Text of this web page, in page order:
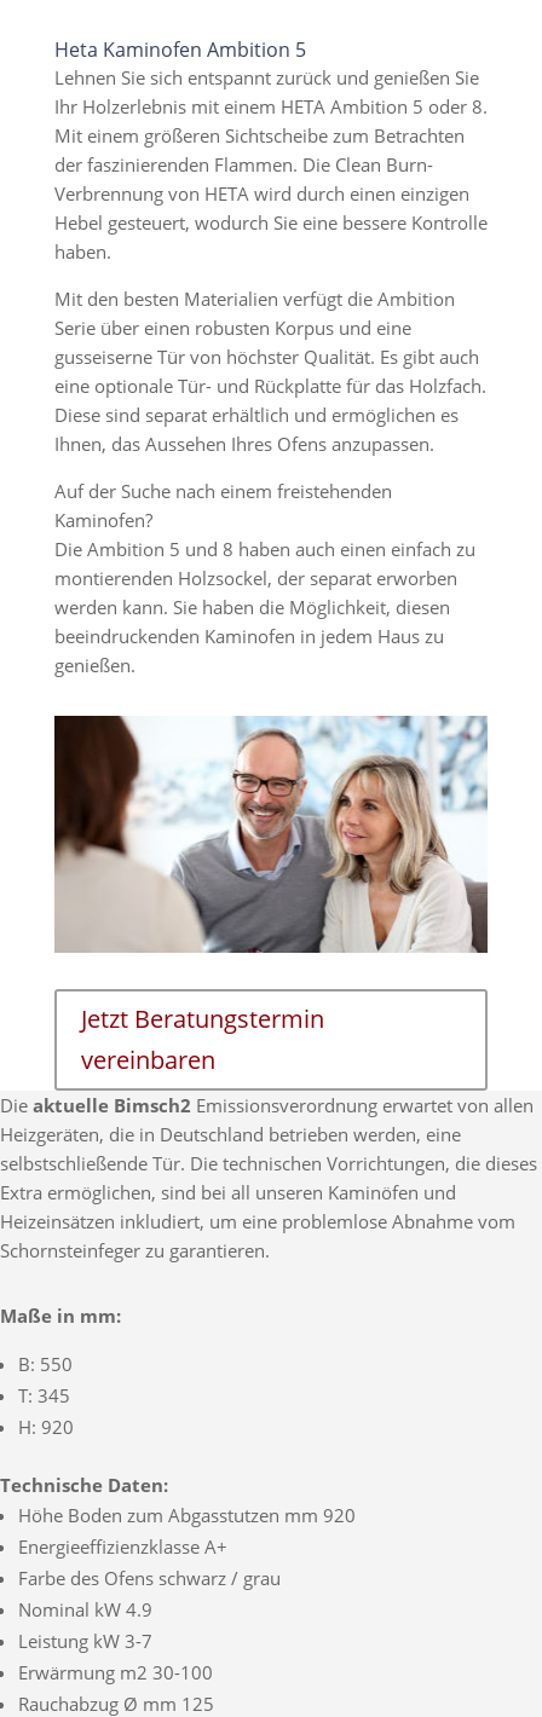
Heta Kaminofen Ambition 5
Lehnen Sie sich entspannt zurück und genießen Sie
Ihr Holzerlebnis mit einem HETA Ambition 5 oder 8.
Mit einem größeren Sichtscheibe zum Betrachten
der faszinierenden Flammen. Die Clean Burn-
Verbrennung von HETA wird durch einen einzigen
Hebel gesteuert, wodurch Sie eine bessere Kontrolle
haben.
Mit den besten Materialien verfügt die Ambition
Serie über einen robusten Korpus und eine
gusseiserne Tür von höchster Qualität. Es gibt auch
eine optionale Tür- und Rückplatte für das Holzfach.
Diese sind separat erhältlich und ermöglichen es
Ihnen, das Aussehen Ihres Ofens anzupassen.
Auf der Suche nach einem freistehenden
Kaminofen?
Die Ambition 5 und 8 haben auch einen einfach zu
montierenden Holzsockel, der separat erworben
werden kann. Sie haben die Möglichkeit, diesen
beeindruckenden Kaminofen in jedem Haus zu
genießen.
Jetzt Beratungstermin
vereinbaren
Die aktuelle Bimsch2 Emissionsverordnung erwartet von allen
Heizgeräten, die in Deutschland betrieben werden, eine
selbstschließende Tür. Die technischen Vorrichtungen, die dieses
Extra ermöglichen, sind bei all unseren Kaminöfen und
Heizeinsätzen inkludiert, um eine problemlose Abnahme vom
Schornsteinfeger zu garantieren.
Maße in mm:
B: 550
T: 345
H: 920
Technische Daten:
Höhe Boden zum Abgasstutzen mm 920
Energieeffizienzklasse A+
Farbe des Ofens schwarz / grau
Nominal kW 4.9
Leistung kW 3-7
Erwärmung m2 30-100
Rauchabzug Ø mm 125